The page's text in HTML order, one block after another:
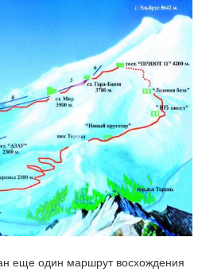
еще один маршрут восхождения